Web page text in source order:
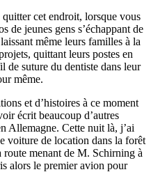
cet endroit, lorsque vous
de jeunes gens s’échappant de
même leurs familles à la
quittant leurs postes en
de suture du dentiste dans leur
même.
et d’histoires à ce moment
écrit beaucoup d’autres
Allemagne. Cette nuit là, j’ai
voiture de location dans la forêt
route menant de M. Schirning à
alors le premier avion pour